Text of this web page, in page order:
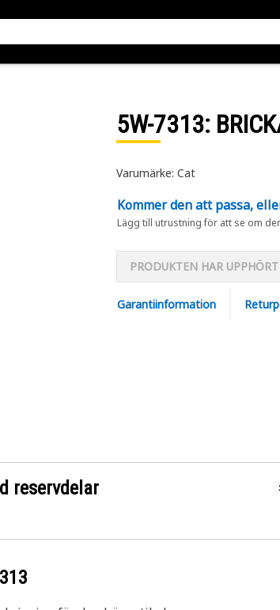
5W-7313:
Varumärke: Cat
Kommer den att passa,
Lägg till utrustning för att se om
PRODUKTEN HAR
Garantiinformation
reservdelar